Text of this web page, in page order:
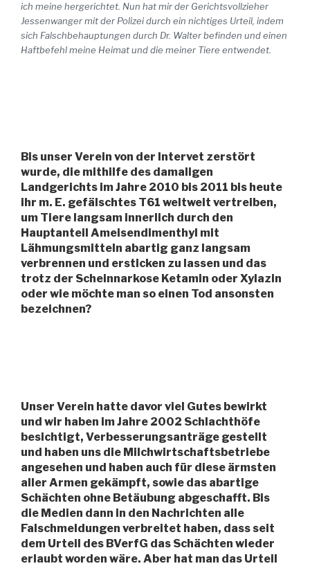
ich meine hergerichtet. Nun hat mir der Gerichtsvollzieher
Jessenwanger mit der Polizei durch ein nichtiges Urteil, indem
sich Falschbehauptungen durch Dr. Walter befinden und einen
Haftbefehl meine Heimat und die meiner Tiere entwendet.
Bis unser Verein von der Intervet zerstört
wurde, die mithilfe des damaligen
Landgerichts im Jahre 2010 bis 2011 bis heute
ihr m. E. gefälschtes T61 weltweit vertreiben,
um Tiere langsam innerlich durch den
Hauptanteil Ameisendimenthyl mit
Lähmungsmitteln abartig ganz langsam
verbrennen und ersticken zu lassen und das
trotz der Scheinnarkose Ketamin oder Xylazin
oder wie möchte man so einen Tod ansonsten
bezeichnen?
Unser Verein hatte davor viel Gutes bewirkt
und wir haben im Jahre 2002 Schlachthöfe
besichtigt, Verbesserungsanträge gestellt
und haben uns die Milchwirtschaftsbetriebe
angesehen und haben auch für diese ärmsten
aller Armen gekämpft, sowie das abartige
Schächten ohne Betäubung abgeschafft. Bis
die Medien dann in den Nachrichten alle
Falschmeldungen verbreitet haben, dass seit
dem Urteil des BVerfG das Schächten wieder
erlaubt worden wäre. Aber hat man das Urteil